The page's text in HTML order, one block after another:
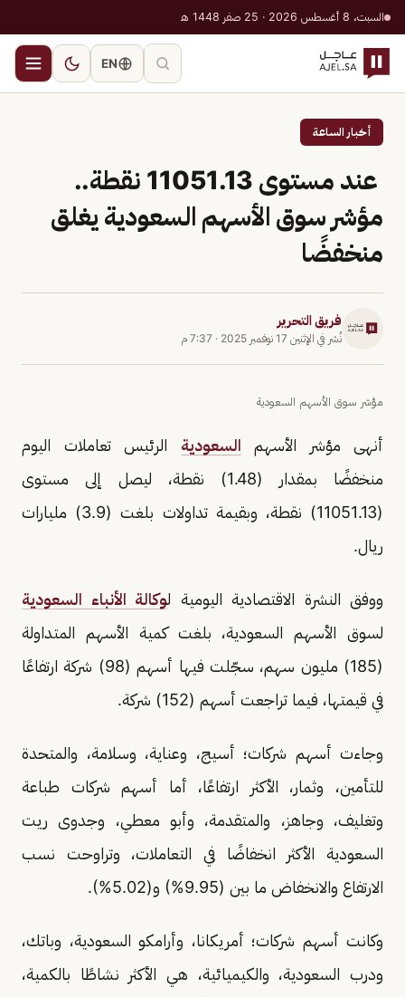
السبت، 8 أغسطس 2026 · 25 صفر 1448 هـ
EN
أخبار الساعة
عند مستوى 11051.13 نقطة..
مؤشر سوق الأسهم السعودية يغلق
منخفضًا
فريق التحرير
نُشر في الإثنين 17 نوفمبر 2025 · 7:37 م
مؤشر سوق الأسهم السعودية
أنهى مؤشر الأسهم السعودية الرئيس تعاملات اليوم
منخفضًا بمقدار (1.48) نقطة، ليصل إلى مستوى
(11051.13) نقطة، وبقيمة تداولات بلغت (3.9) مليارات
ريال.
ووفق النشرة الاقتصادية اليومية لوكالة الأنباء السعودية
لسوق الأسهم السعودية، بلغت كمية الأسهم المتداولة
(185) مليون سهم، سجّلت فيها أسهم (98) شركة ارتفاعًا
في قيمتها، فيما تراجعت أسهم (152) شركة.
وجاءت أسهم شركات؛ أسيج، وعناية، وسلامة، والمتحدة
للتأمين، وثمار، الأكثر ارتفاعًا، أما أسهم شركات طباعة
وتغليف، وجاهز، والمتقدمة، وأبو معطي، وجدوى ريت
السعودية الأكثر انخفاضًا في التعاملات، وتراوحت نسب
الارتفاع والانخفاض ما بين (9.95%) و(5.02%).
وكانت أسهم شركات؛ أمريكانا، وأرامكو السعودية، وباتك،
ودرب السعودية، والكيميائية، هي الأكثر نشاطًا بالكمية،